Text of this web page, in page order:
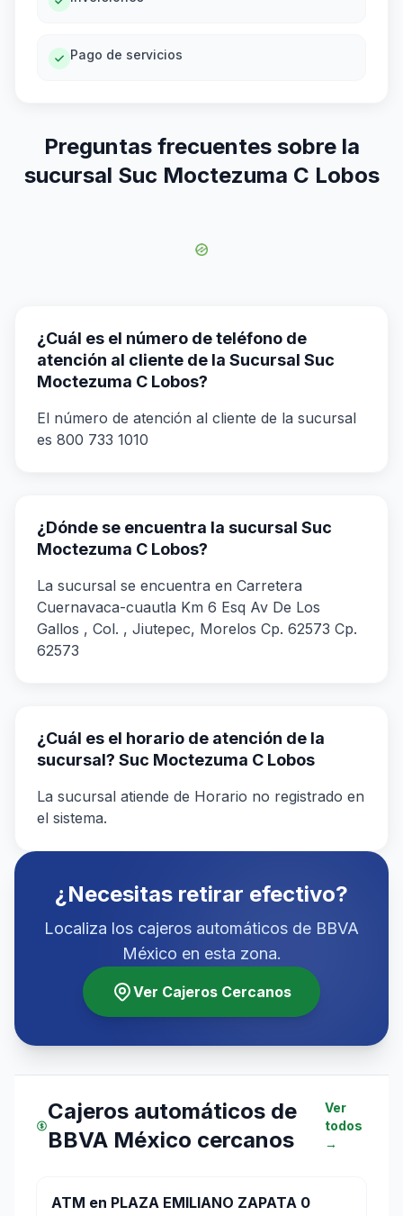
Pago de servicios
Preguntas frecuentes sobre la
sucursal Suc Moctezuma C Lobos
¿Cuál es el número de teléfono de
atención al cliente de la Sucursal Suc
Moctezuma C Lobos?
El número de atención al cliente de la sucursal
es 800 733 1010
¿Dónde se encuentra la sucursal Suc
Moctezuma C Lobos?
La sucursal se encuentra en Carretera
Cuernavaca-cuautla Km 6 Esq Av De Los
Gallos , Col. , Jiutepec, Morelos Cp. 62573 Cp.
62573
¿Cuál es el horario de atención de la
sucursal? Suc Moctezuma C Lobos
La sucursal atiende de Horario no registrado en
el sistema.
¿Necesitas retirar efectivo?
Localiza los cajeros automáticos de BBVA
México en esta zona.
Ver Cajeros Cercanos
Cajeros automáticos de
BBVA México cercanos
Ver
todos
→
ATM en PLAZA EMILIANO ZAPATA 0